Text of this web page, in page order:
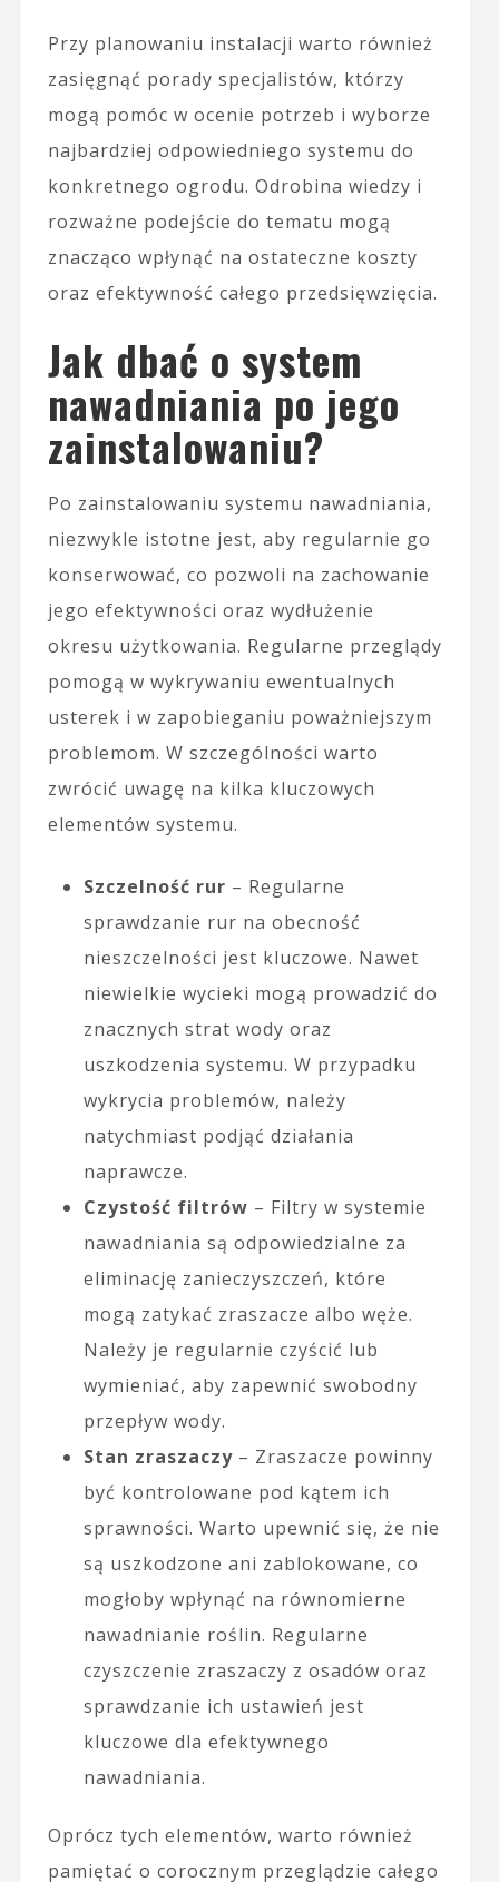
Przy planowaniu instalacji warto również
zasięgnąć porady specjalistów, którzy
mogą pomóc w ocenie potrzeb i wyborze
najbardziej odpowiedniego systemu do
konkretnego ogrodu. Odrobina wiedzy i
rozważne podejście do tematu mogą
znacząco wpłynąć na ostateczne koszty
oraz efektywność całego przedsięwzięcia.
Jak dbać o system
nawadniania po jego
zainstalowaniu?
Po zainstalowaniu systemu nawadniania,
niezwykle istotne jest, aby regularnie go
konserwować, co pozwoli na zachowanie
jego efektywności oraz wydłużenie
okresu użytkowania. Regularne przeglądy
pomogą w wykrywaniu ewentualnych
usterek i w zapobieganiu poważniejszym
problemom. W szczególności warto
zwrócić uwagę na kilka kluczowych
elementów systemu.
Szczelność rur – Regularne
sprawdzanie rur na obecność
nieszczelności jest kluczowe. Nawet
niewielkie wycieki mogą prowadzić do
znacznych strat wody oraz
uszkodzenia systemu. W przypadku
wykrycia problemów, należy
natychmiast podjąć działania
naprawcze.
Czystość filtrów – Filtry w systemie
nawadniania są odpowiedzialne za
eliminację zanieczyszczeń, które
mogą zatykać zraszacze albo węże.
Należy je regularnie czyścić lub
wymieniać, aby zapewnić swobodny
przepływ wody.
Stan zraszaczy– Zraszacze powinny
być kontrolowane pod kątem ich
sprawności. Warto upewnić się, że nie
są uszkodzone ani zablokowane, co
mogłoby wpłynąć na równomierne
nawadnianie roślin. Regularne
czyszczenie zraszaczy z osadów oraz
sprawdzanie ich ustawień jest
kluczowe dla efektywnego
nawadniania.
Oprócz tych elementów, warto również
pamiętać o corocznym przeglądzie całego